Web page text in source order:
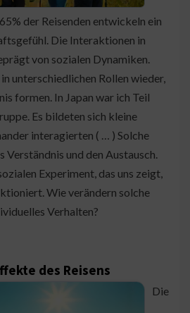
der Reisenden entwickeln ein
Die Interaktionen in
von sozialen Dynamiken.
unterschiedlichen Rollen wieder,
formen. In Japan war ich Teil
Es bildeten sich kleine
interagierten ( … ) Solche
und den Austausch.
Experiment, das uns zeigt,
Wie verändern solche
Verhalten?
des Reisens
Die